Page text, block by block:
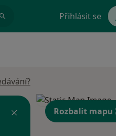
Přihlásit se
Rozbalit mapu